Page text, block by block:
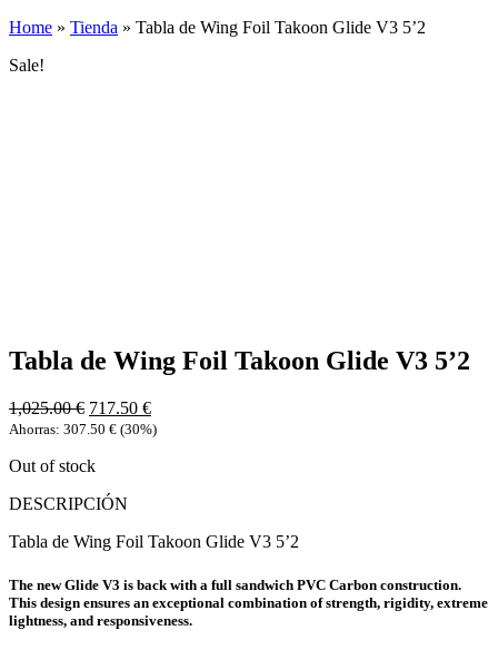
Home » Tienda » Tabla de Wing Foil Takoon Glide V3 5’2
Sale!
Tabla de Wing Foil Takoon Glide V3 5’2
1,025.00€ 717.50 €
Ahorras: 307.50 € (30%)
Out of stock
DESCRIPCIÓN
Tabla de Wing Foil Takoon Glide V3 5’2
The new Glide V3 is back with a full sandwich PVC Carbon construction.
This design ensures an exceptional combination of strength, rigidity, extreme
lightness, and responsiveness.